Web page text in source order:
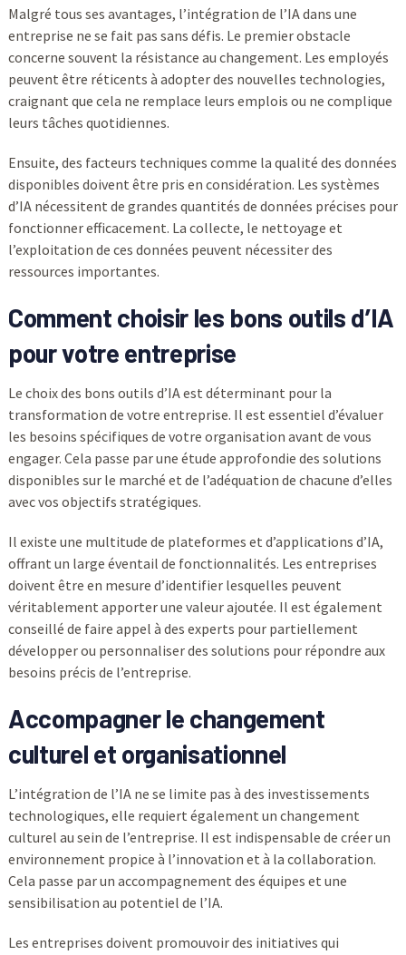
Malgré tous ses avantages, l’intégration de l’IA dans une
entreprise ne se fait pas sans défis. Le premier obstacle
concerne souvent la résistance au changement. Les employés
peuvent être réticents à adopter des nouvelles technologies,
craignant que cela ne remplace leurs emplois ou ne complique
leurs tâches quotidiennes.
Ensuite, des facteurs techniques comme la qualité des données
disponibles doivent être pris en considération. Les systèmes
d’IA nécessitent de grandes quantités de données précises pour
fonctionner efficacement. La collecte, le nettoyage et
l’exploitation de ces données peuvent nécessiter des
ressources importantes.
Comment choisir les bons outils d’IA
pour votre entreprise
Le choix des bons outils d’IA est déterminant pour la
transformation de votre entreprise. Il est essentiel d’évaluer
les besoins spécifiques de votre organisation avant de vous
engager. Cela passe par une étude approfondie des solutions
disponibles sur le marché et de l’adéquation de chacune d’elles
avec vos objectifs stratégiques.
Il existe une multitude de plateformes et d’applications d’IA,
offrant un large éventail de fonctionnalités. Les entreprises
doivent être en mesure d’identifier lesquelles peuvent
véritablement apporter une valeur ajoutée. Il est également
conseillé de faire appel à des experts pour partiellement
développer ou personnaliser des solutions pour répondre aux
besoins précis de l’entreprise.
Accompagner le changement
culturel et organisationnel
L’intégration de l’IA ne se limite pas à des investissements
technologiques, elle requiert également un changement
culturel au sein de l’entreprise. Il est indispensable de créer un
environnement propice à l’innovation et à la collaboration.
Cela passe par un accompagnement des équipes et une
sensibilisation au potentiel de l’IA.
Les entreprises doivent promouvoir des initiatives qui